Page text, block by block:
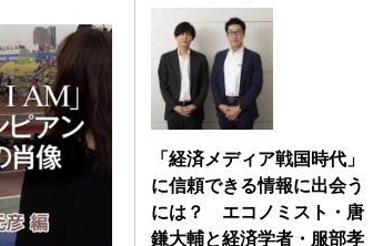
「経済メディア戦国時代」
に信頼できる情報に出会う
には？ エコノミスト・唐
鎌大輔と経済学者・服部孝